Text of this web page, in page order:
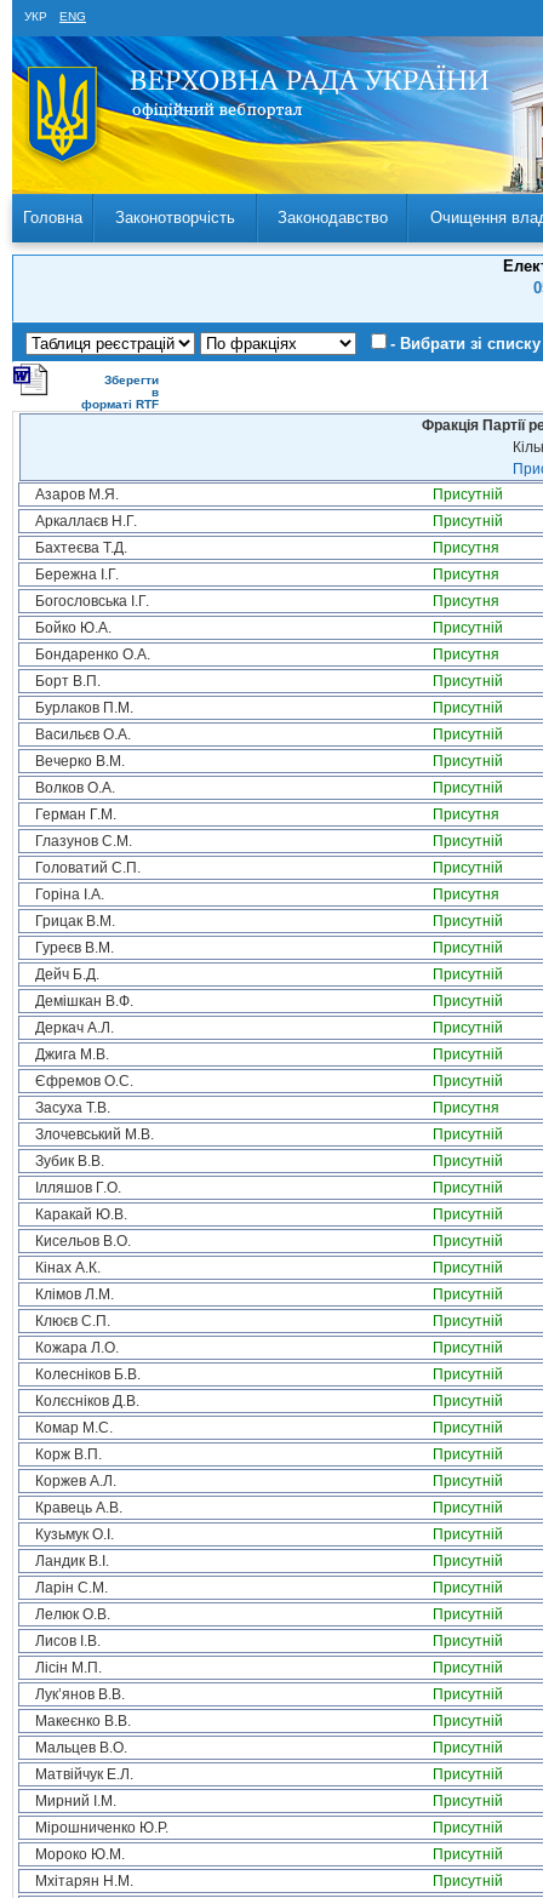
УКР ENG
Головна Законотворчість Законодавство Очищення
- Вибрати зі списку
Зберегти
в
форматі RTF
Фракція Партії
Азаров М.Я.
Присутній
Аркаллаєв Н.Г.
Присутній
Бахтеєва Т.Д.
Присутня
Бережна І.Г.
Присутня
Богословська І.Г.
Присутня
Бойко Ю.А.
Присутній
Бондаренко О.А.
Присутня
Борт В.П.
Присутній
Бурлаков П.М.
Присутній
Васильєв О.А.
Присутній
Вечерко В.М.
Присутній
Волков О.А.
Присутній
Герман Г.М.
Присутня
Глазунов С.М.
Присутній
Головатий С.П.
Присутній
Горіна І.А.
Присутня
Грицак В.М.
Присутній
Гуреєв В.М.
Присутній
Дейч Б.Д.
Присутній
Демішкан В.Ф.
Присутній
Деркач А.Л.
Присутній
Джига М.В.
Присутній
Єфремов О.С.
Присутній
Засуха Т.В.
Присутня
Злочевський М.В.
Присутній
Зубик В.В.
Присутній
Ілляшов Г.О.
Присутній
Каракай Ю.В.
Присутній
Кисельов В.О.
Присутній
Кінах А.К.
Присутній
Клімов Л.М.
Присутній
Клюєв С.П.
Присутній
Кожара Л.О.
Присутній
Колесніков Б.В.
Присутній
Колєсніков Д.В.
Присутній
Комар М.С.
Присутній
Корж В.П.
Присутній
Коржев А.Л.
Присутній
Кравець А.В.
Присутній
Кузьмук О.І.
Присутній
Ландик В.І.
Присутній
Ларін С.М.
Присутній
Лелюк О.В.
Присутній
Лисов І.В.
Присутній
Лісін М.П.
Присутній
Лук’янов В.В.
Присутній
Макеєнко В.В.
Присутній
Мальцев В.О.
Присутній
Матвійчук Е.Л.
Присутній
Мирний І.М.
Присутній
Мірошниченко Ю.Р.
Присутній
Мороко Ю.М.
Присутній
Мхітарян Н.М.
Присутній